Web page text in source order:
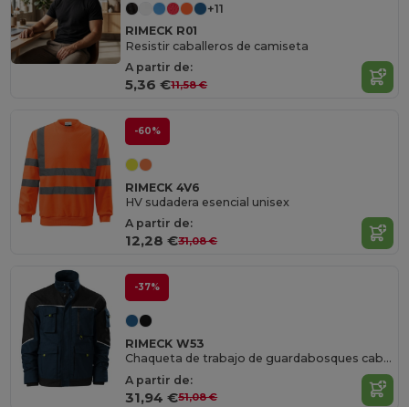
+11
RIMECK R01
Resistir caballeros de camiseta
A partir de:
5,36 €11,58 €
-60%
RIMECK 4V6
HV sudadera esencial unisex
A partir de:
12,28 €31,08 €
-37%
RIMECK W53
Chaqueta de trabajo de guardabosques caballeros
A partir de:
31,94 €51,08 €